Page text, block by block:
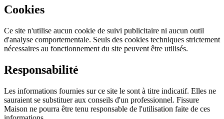
Cookies
Ce site n'utilise aucun cookie de suivi publicitaire ni aucun outil
d'analyse comportementale. Seuls des cookies techniques strictement
nécessaires au fonctionnement du site peuvent être utilisés.
Responsabilité
Les informations fournies sur ce site le sont à titre indicatif. Elles ne
sauraient se substituer aux conseils d'un professionnel. Fissure
Maison ne pourra être tenu responsable de l'utilisation faite de ces